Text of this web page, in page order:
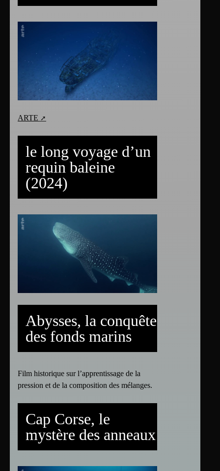
ARTE
le long voyage d’un
requin baleine
(2024)
Abysses, la conquête
des fonds marins
Film historique sur l’apprentissage de la
pression et de la composition des mélanges.
Cap Corse, le
mystère des anneaux